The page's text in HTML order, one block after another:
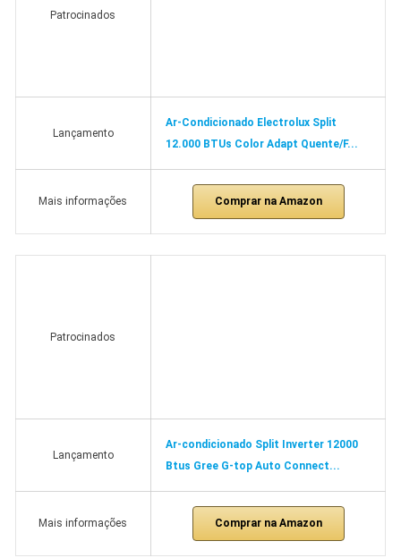
Patrocinados
Lançamento
Ar-Condicionado Electrolux Split
12.000 BTUs Color Adapt Quente/F...
Mais informações Comprar na Amazon
Patrocinados
Lançamento
Ar-condicionado Split Inverter 12000
Btus Gree G-top Auto Connect...
Mais informações Comprar na Amazon